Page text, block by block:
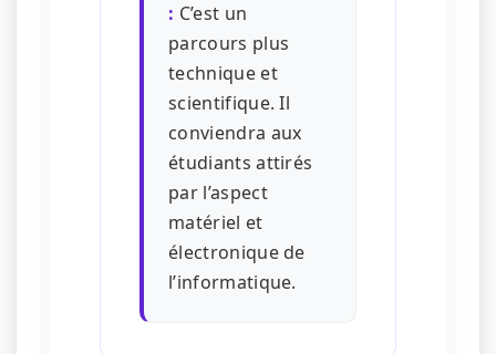
: C’est un
parcours plus
technique et
scientifique. Il
conviendra aux
étudiants attirés
par l’aspect
matériel et
électronique de
l’informatique.